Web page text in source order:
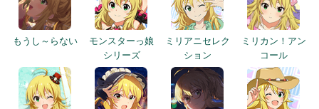
もうし～らない
モンスターっ娘
シリーズ
ミリアニセレク
ション
ミリカン！アン
コール